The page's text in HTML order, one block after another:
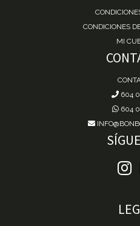
CONDICIONES
MI
604
604